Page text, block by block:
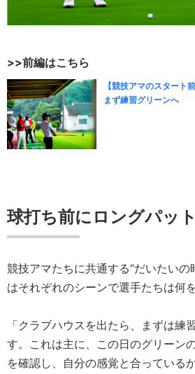
>>前編はこちら
【競技アマのスタート
まず練習グリーンへ
球打ち前にロングパッ
競技アマたちに共通する“だいたいの
はそれぞれのシーンで選手たちは何
「クラブハウスを出たら、まずは練
す。これは主に、この日のグリーン
を確認し、自分の感覚と合っている